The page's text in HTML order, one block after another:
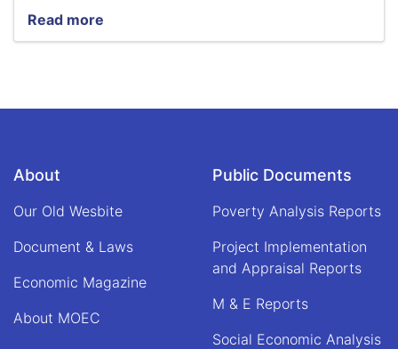
Read more
اطلاعیه
های
عدم
موسسات
حکومتی
About
Our Old Wesbite
Document & Laws
Economic Magazine
About MOEC
Public Documents
Poverty Analysis Reports
Project Implementation
and Appraisal Reports
M & E Reports
Social Economic Analysis